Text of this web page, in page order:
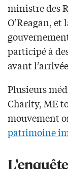
ministre des
O’Reagan, et
participé à
avant
Plusieurs
Charity, ME
mouvement
patrimoine